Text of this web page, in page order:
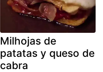
Milhojas de
patatas y queso de
cabra